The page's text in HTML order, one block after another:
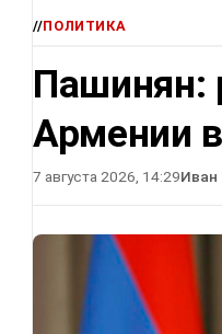
//ПОЛИТИКА
Пашинян:
Армении
7 августа 2026, 14:29Иван